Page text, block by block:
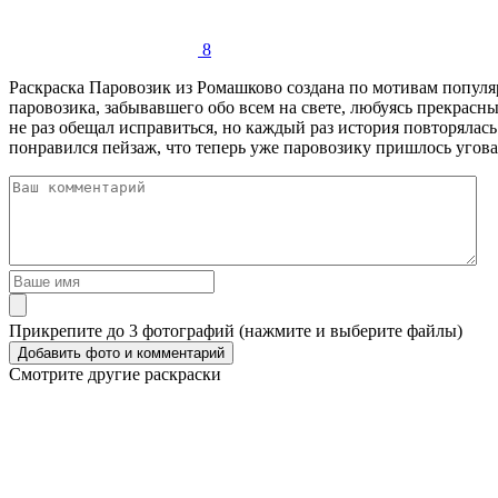
8
Раскраска Паровозик из Ромашково создана по мотивам
паровозика, забывавшего обо всем на свете, любуясь
не раз обещал исправиться, но каждый раз история
понравился пейзаж, что теперь уже паровозику пришлось
Прикрепите до 3 фотографий (нажмите и выберите файлы)
Смотрите другие раскраски